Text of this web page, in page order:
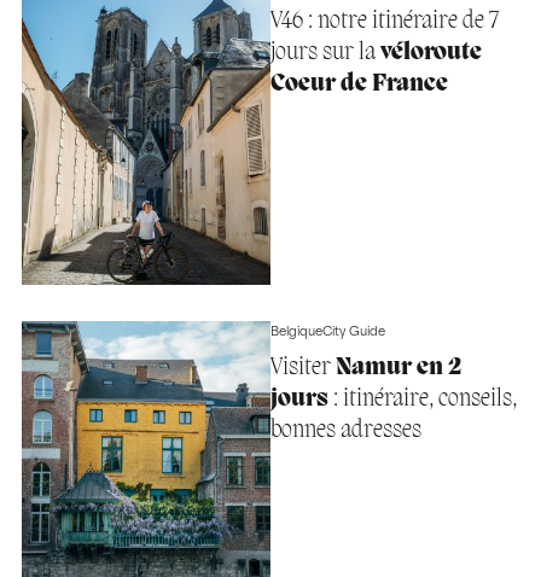
V46 : notre itinéraire de 7
jours sur lavéloroute
Coeur de France
BelgiqueCity Guide
Visiter Namur en 2
jours: itinéraire, conseils,
bonnes adresses